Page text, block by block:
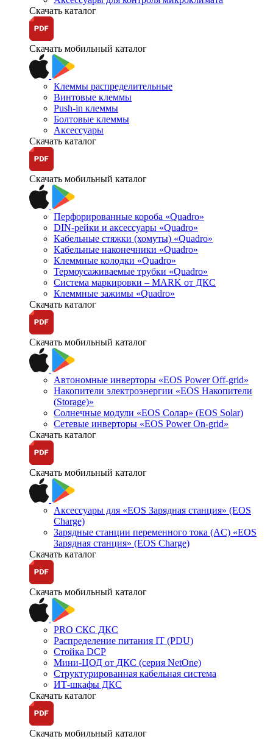
Скачать каталог
Скачать мобильный каталог
Клеммы распределительные
Винтовые клеммы
Push-in клеммы
Болтовые клеммы
Аксессуары
Скачать каталог
Скачать мобильный каталог
Перфорированные короба «Quadro»
DIN-рейки и аксессуары «Quadro»
Кабельные стяжки (хомуты) «Quadro»
Кабельные наконечники «Quadro»
Клеммные колодки «Quadro»
Термоусаживаемые трубки «Quadro»
Система маркировки – MARK от ДКС
Клеммные зажимы «Quadro»
Скачать каталог
Скачать мобильный каталог
Автономные инверторы «EOS Power Off-grid»
Накопители электроэнергии «EOS Накопители
(Storage)»
Солнечные модули «EOS Солар» (EOS Solar)
Сетевые инверторы «EOS Power On-grid»
Скачать каталог
Скачать мобильный каталог
Аксессуары для «EOS Зарядная станция» (EOS
Charge)
Зарядные станции переменного тока (AC) «EOS
Зарядная станция» (EOS Charge)
Скачать каталог
Скачать мобильный каталог
PRO СКС ДКС
Распределение питания IT (PDU)
Стойка DCP
Мини-ЦОД от ДКС (серия NetOne)
Структурированная кабельная система
ИТ-шкафы ДКС
Скачать каталог
Скачать мобильный каталог